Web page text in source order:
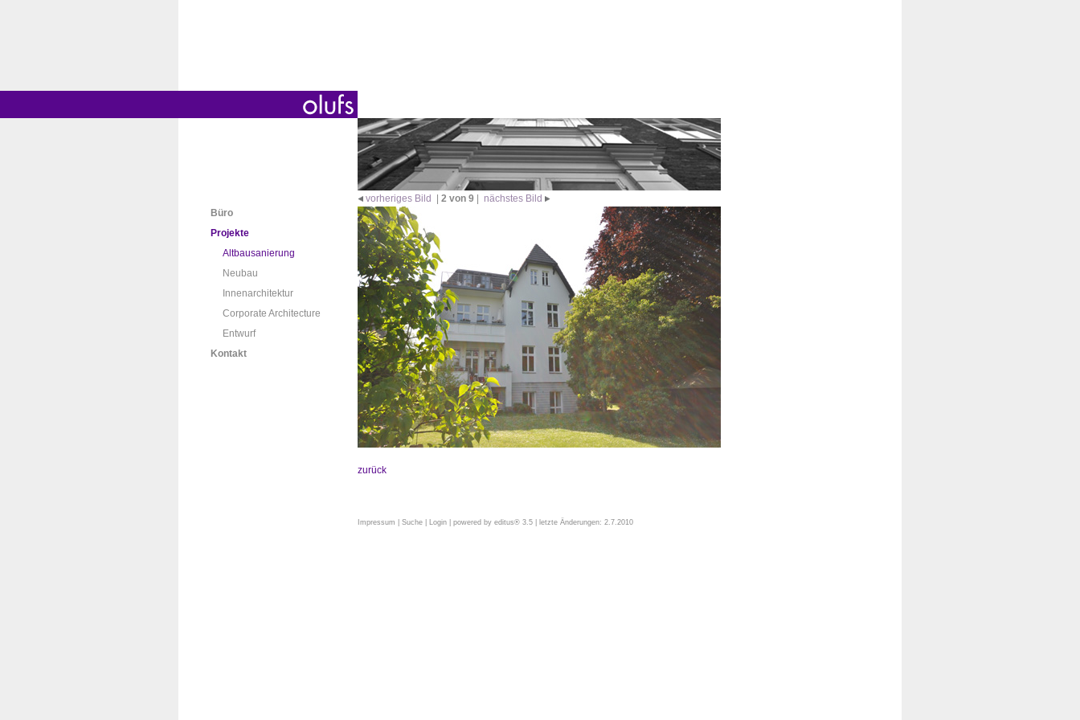
Büro
Projekte
Altbausanierung
Neubau
Innenarchitektur
Corporate Architecture
Entwurf
Kontakt
zurück
Impressum Suche Login | powered by editus® 3.5 | letzte Änderungen: 2.7.2010
vorheriges Bild 2 von 9 nächstes Bild